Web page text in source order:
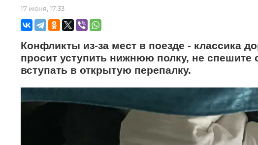
17 июня, 17:33
Конфликты из-за мест в поезде - классика
просит уступить нижнюю полку, не спешите
вступать в открытую перепалку.